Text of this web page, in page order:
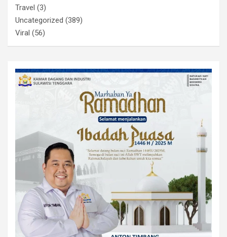
Travel (3)
Uncategorized (389)
Viral (56)